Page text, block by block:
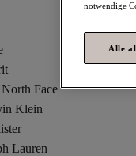
Face
Klein
Lauren
notwendige
Alle